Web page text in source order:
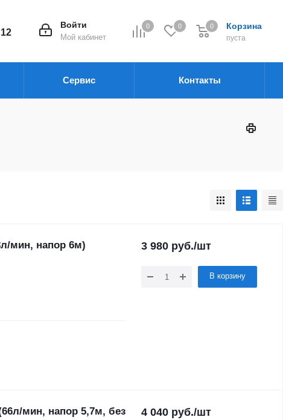
0 0 Корзина
пуста
0
Войти
Мой кабинет
Сервис Контакты
мин, напор 6м) 3 980 руб./шт
В корзину
мин, напор 5,7м, без
4 040 руб./шт